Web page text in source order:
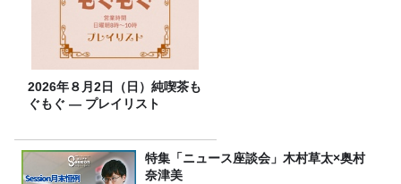
2026年８月2日（日）純喫茶も
ぐもぐ ― プレイリスト
特集「ニュース座談会」木村草太×奥村
奈津美